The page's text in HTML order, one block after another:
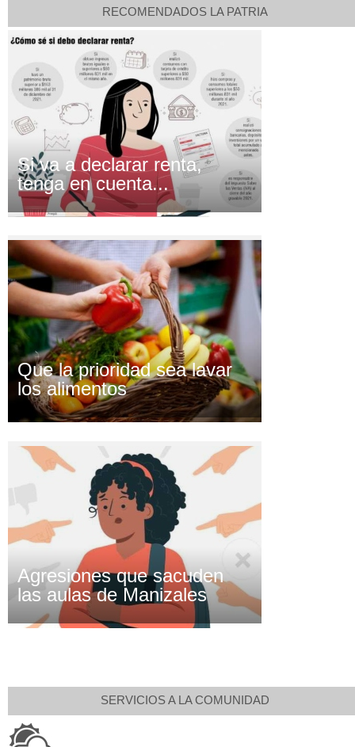
RECOMENDADOS LA PATRIA
Si va a declarar renta,
tenga en cuenta...
Que la prioridad sea lavar
los alimentos
Agresiones que sacuden
las aulas de Manizales
SERVICIOS A LA COMUNIDAD